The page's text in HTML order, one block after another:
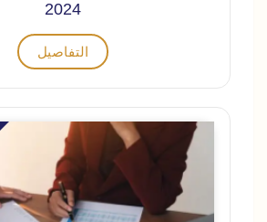
2024
التفاصيل